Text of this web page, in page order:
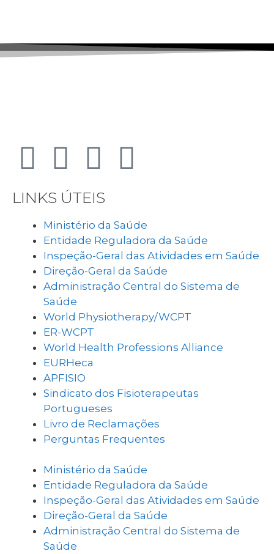
LINKS ÚTEIS
Ministério da Saúde
Entidade Reguladora da Saúde
Inspeção-Geral das Atividades em Saúde
Direção-Geral da Saúde
Administração Central do Sistema de
Saúde
World Physiotherapy/WCPT
ER-WCPT
World Health Professions Alliance
EURHeca
APFISIO
Sindicato dos Fisioterapeutas
Portugueses
Livro de Reclamações
Perguntas Frequentes
Ministério da Saúde
Entidade Reguladora da Saúde
Inspeção-Geral das Atividades em Saúde
Direção-Geral da Saúde
Administração Central do Sistema de
Saúde